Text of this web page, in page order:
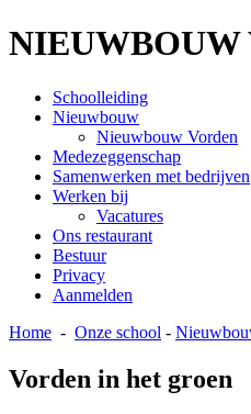
NIEUWBOUW
Schoolleiding
Nieuwbouw
Nieuwbouw Vorden
Medezeggenschap
Samenwerken met bedrijven
Werken bij
Vacatures
Ons restaurant
Bestuur
Privacy
Aanmelden
Home - Onze school -
Vorden in het groen